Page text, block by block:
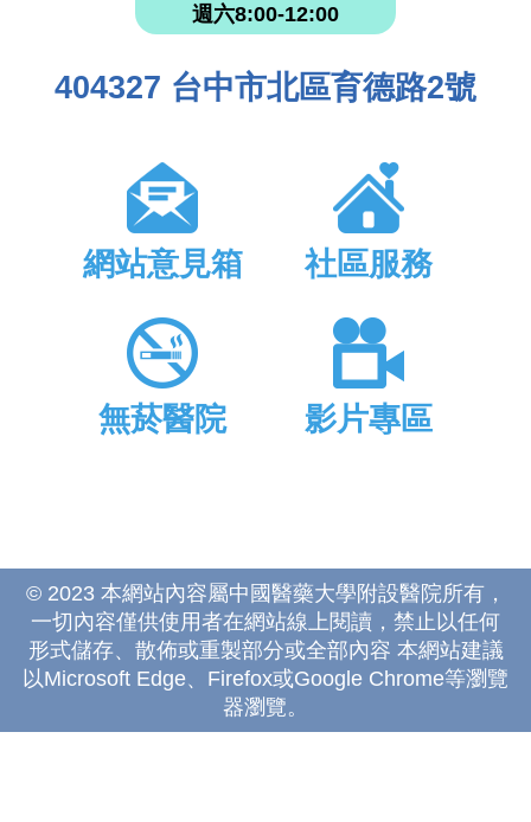
週六8:00-12:00
404327 台中市北區育德路2號
網站意見箱 社區服務
無菸醫院 影片專區
© 2023 本網站內容屬中國醫藥大學附設醫院所有，
一切內容僅供使用者在網站線上閱讀，禁止以任何
形式儲存、散佈或重製部分或全部內容 本網站建議
以Microsoft Edge、Firefox或Google Chrome等瀏覽
器瀏覽。